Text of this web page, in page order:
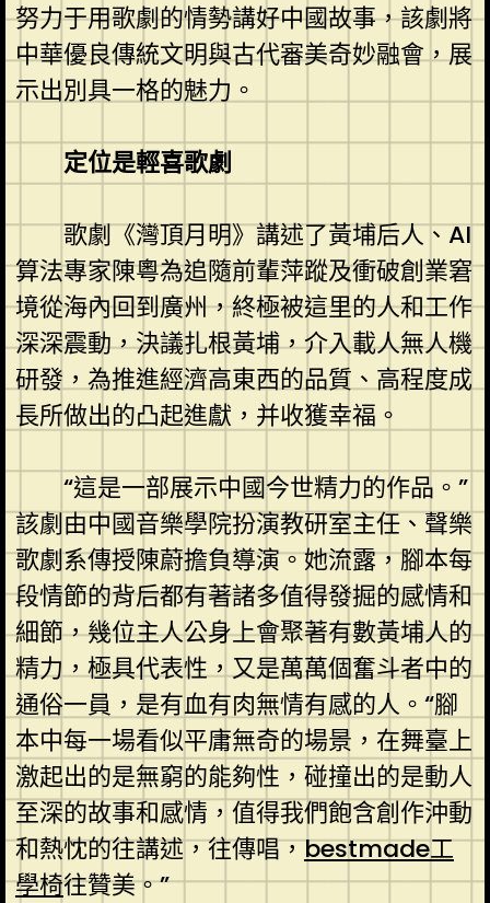
努力于用歌劇的情勢講好中國故事，該劇將
中華優良傳統文明與古代審美奇妙融會，展
示出別具一格的魅力。
定位是輕喜歌劇
歌劇《灣頂月明》講述了黃埔后人、AI
算法專家陳粵為追隨前輩萍蹤及衝破創業窘
境從海內回到廣州，終極被這里的人和工作
深深震動，決議扎根黃埔，介入載人無人機
研發，為推進經濟高東西的品質、高程度成
長所做出的凸起進獻，并收獲幸福。
“這是一部展示中國今世精力的作品。”
該劇由中國音樂學院扮演教研室主任、聲樂
歌劇系傳授陳蔚擔負導演。她流露，腳本每
段情節的背后都有著諸多值得發掘的感情和
細節，幾位主人公身上會聚著有數黃埔人的
精力，極具代表性，又是萬萬個奮斗者中的
通俗一員，是有血有肉無情有感的人。“腳
本中每一場看似平庸無奇的場景，在舞臺上
激起出的是無窮的能夠性，碰撞出的是動人
至深的故事和感情，值得我們飽含創作沖動
和熱忱的往講述，往傳唱，bestmade工
學椅往贊美。”